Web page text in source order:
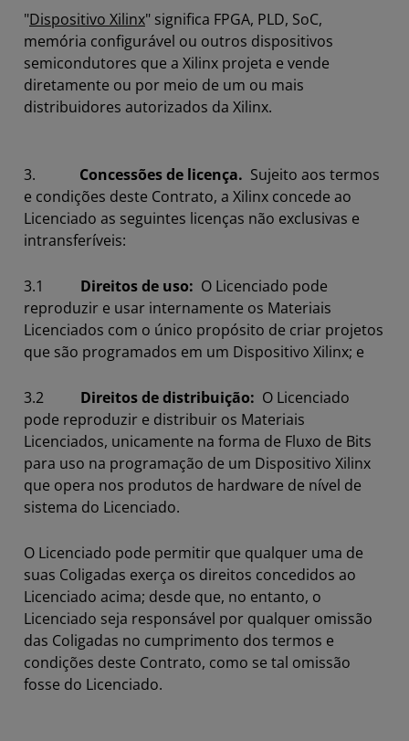
"Dispositivo Xilinx" significa FPGA, PLD, SoC,
memória configurável ou outros dispositivos
semicondutores que a Xilinx projeta e vende
diretamente ou por meio de um ou mais
distribuidores autorizados da Xilinx.
3. Concessões de licença. Sujeito aos termos
e condições deste Contrato, a Xilinx concede ao
Licenciado as seguintes licenças não exclusivas e
intransferíveis:
3.1 Direitos de uso: O Licenciado pode
reproduzir e usar internamente os Materiais
Licenciados com o único propósito de criar projetos
que são programados em um Dispositivo Xilinx; e
3.2 Direitos de distribuição: O Licenciado
pode reproduzir e distribuir os Materiais
Licenciados, unicamente na forma de Fluxo de Bits
para uso na programação de um Dispositivo Xilinx
que opera nos produtos de hardware de nível de
sistema do Licenciado.
O Licenciado pode permitir que qualquer uma de
suas Coligadas exerça os direitos concedidos ao
Licenciado acima; desde que, no entanto, o
Licenciado seja responsável por qualquer omissão
das Coligadas no cumprimento dos termos e
condições deste Contrato, como se tal omissão
fosse do Licenciado.